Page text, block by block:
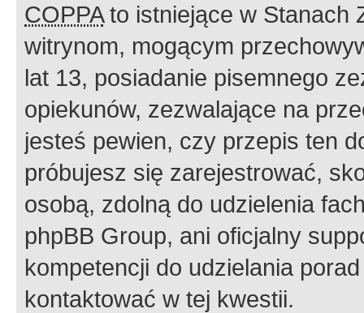
COPPAto istniejące w Stanach
witrynom, mogącym
lat 13, posiadanie pisemnego
opiekunów, zezwalające na
jesteś pewien, czy przepis ten
próbujesz się zarejestrować,
osobą, zdolną do udzielenia
phpBB Group, ani oficjalny
kompetencji do udzielania
kontaktować w tej kwestii.